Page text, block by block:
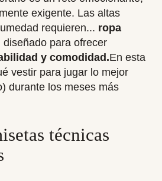
exigente. Las altas
requieren... ropa
diseñado para ofrecer
y comodidad.En esta
vestir para jugar lo mejor
durante los meses más
técnicas